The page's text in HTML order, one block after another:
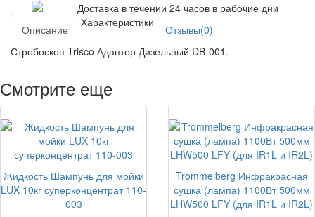
Доставка в течении 24 часов в рабочие дни
Описание
Характеристики
Отзывы(0)
Стробоскоп Trisco Адаптер Дизельный DB-001.
Смотрите еще
Жидкость Шампунь для мойки
LUX 10кг суперконцентрат 110-
003
Trommelberg Инфракрасная
сушка (лампа) 1100Вт 500мм
LHW500 LFY (для IR1L и IR2L)